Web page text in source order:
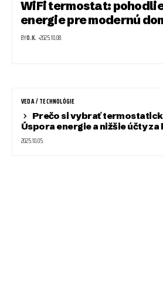
WiFi termostat:
energie pre modernú
BYO.K. 2025.10.08.
VEDA / TECHNOLÓGIE
Prečo si vybrať
Úspora energie a nižšie účty za
2025.10.05.